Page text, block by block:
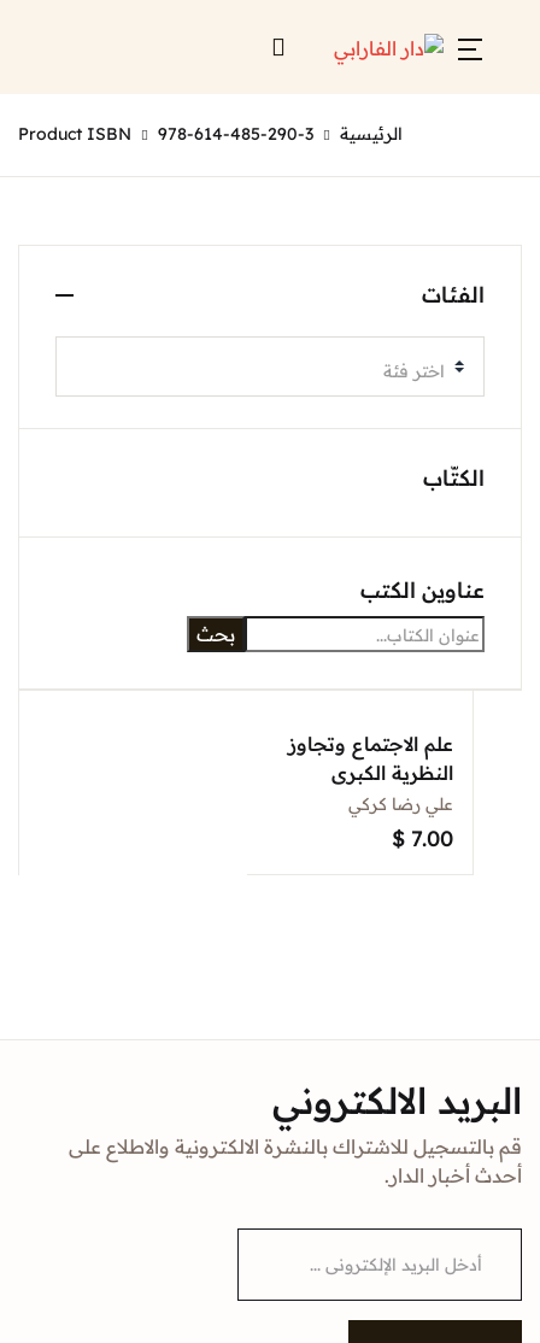
الرئيسية Product ISBN 978-614-485-290-3
علم الاجتماع وتجاوز
النظرية الكبرى
علي رضا كركي
$ 7.00
الفئات
اختر فئة
الكتّاب
عناوين الكتب
بحث
البريد الالكتروني
قم بالتسجيل للاشتراك بالنشرة الالكترونية والاطلاع على
أحدث أخبار الدار.
i